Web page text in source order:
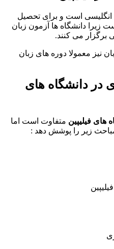
انگلیسی است و برای تحصیل
زیرا دانشگاه ها آزمون زبان
برگزار می کنند.
نیز معمولا دوره های زبان
دانشگاه های
های فیلیپین متفاوت است اما
زیر را پوشش دهد :